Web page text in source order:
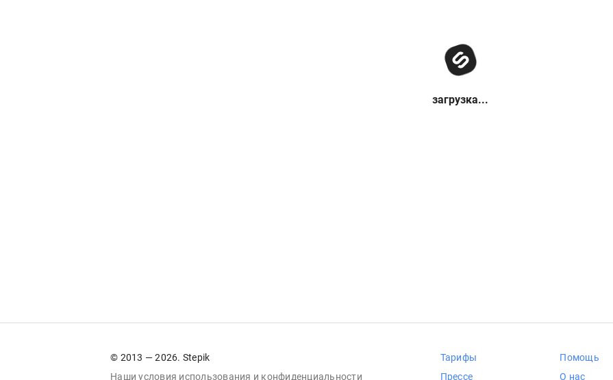
загрузка...
© 2013 — 2026. Stepik
Наши условия использования и конфиденциальности
Тарифы
Прессе
Помощь
О нас